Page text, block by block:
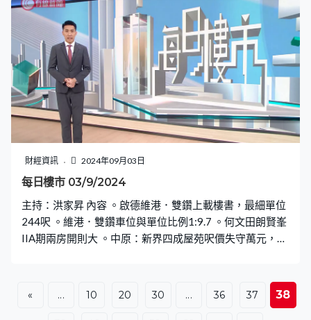
財經資訊 2024年09月03日
每日樓市 03/9/2024
主持：洪家昇 內容 。啟德維港．雙鑽上載樓書，最細單位
244呎 。維港．雙鑽車位與單位比例1:9.7 。何文田朗賢峯
IIA期兩房開則大 。中原：新界四成屋苑呎價失守萬元，荃
« ... 10 20 30 ... 36 37 38